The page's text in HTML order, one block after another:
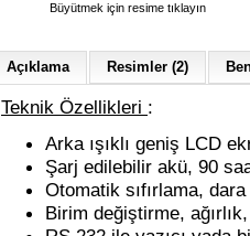
Büyütmek için resime tıklayın
Açıklama Resimler (2)
Teknik Özellikleri :
Arka ışıklı geniş LCD
Şarj edilebilir akü, 90
Otomatik sıfırlama,
Birim değiştirme,